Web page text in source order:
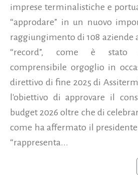
imprese terminalistiche e
“approdare” in un nuovo
raggiungimento di 108 aziende
“record”, come è stato
comprensibile orgoglio in
direttivo di fine 2025 di
l'obiettivo di approvare il
budget 2026 oltre che di
come ha affermato il presidente
“rappresenta...